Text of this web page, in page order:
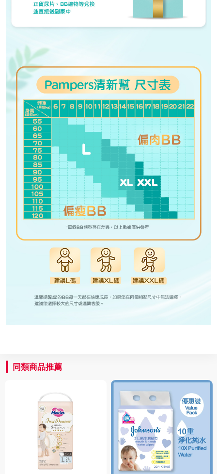
同類商品推薦